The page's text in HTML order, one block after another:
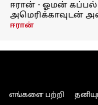
ஈரான் - ஓமன் கப்பல்
அமெரிக்காவுடன்
ஈரான்
எங்களை பற்றி